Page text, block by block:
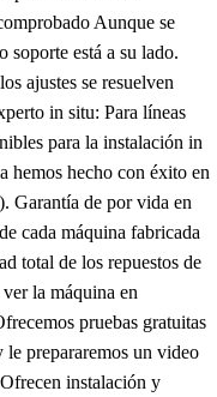
Aunque se
soporte está a su lado.
ajustes se resuelven
in situ: Para líneas
para la instalación in
hemos hecho con éxito en
Garantía de por vida en
cada máquina fabricada
total de los repuestos de
la máquina en
pruebas gratuitas
le prepararemos un video
instalación y